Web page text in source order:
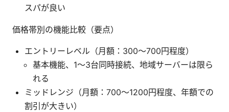
スパが良い
価格帯別の機能比較（要点）
エントリーレベル（月額：300〜700円程度）
基本機能、1〜3台同時接続、地域サーバーは限ら
れる
ミッドレンジ（月額：700〜1200円程度、年額での
割引が大きい）